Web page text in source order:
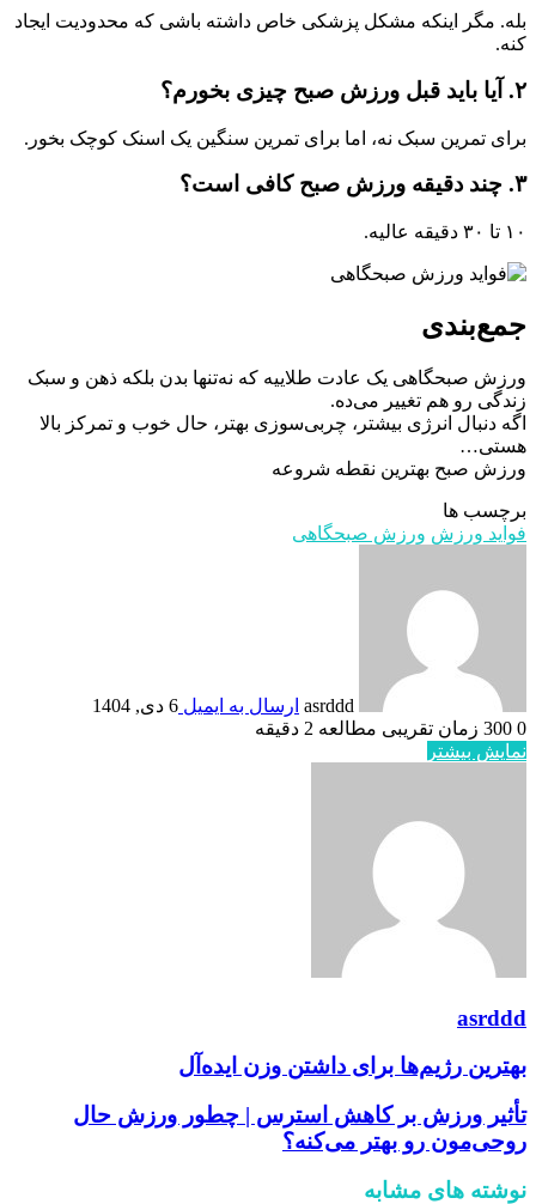
بله. مگر اینکه مشکل پزشکی خاص داشته باشی که محدودیت ایجاد
کنه.
۲. آیا باید قبل ورزش صبح چیزی بخورم؟
برای تمرین سبک نه، اما برای تمرین سنگین یک اسنک کوچک بخور.
۳. چند دقیقه ورزش صبح کافی است؟
۱۰ تا ۳۰ دقیقه عالیه.
جمع‌بندی
ورزش صبحگاهی یک عادت طلاییه که نه‌تنها بدن بلکه ذهن و سبک
زندگی رو هم تغییر می‌ده.
اگه دنبال انرژی بیشتر، چربی‌سوزی بهتر، حال خوب و تمرکز بالا
هستی…
ورزش صبح بهترین نقطه شروعه
برچسب ها
فواید ورزش ورزش صبحگاهی
asrddd ارسال به ایمیل 6 دی, 1404
0
زمان تقریبی مطالعه 2 دقیقه
نمایش بیشتر
asrddd
بهترین رژیم‌ها برای داشتن وزن ایده‌آل
تأثیر ورزش بر کاهش استرس | چطور ورزش حال
روحی‌مون رو بهتر می‌کنه؟
نوشته های مشابه